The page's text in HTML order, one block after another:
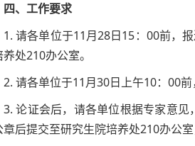
四、工作要求
1. 请各单位于11月28日15：00前，
处210办公室。
2. 请各单位于11月30日上午10：00
3. 论证会后，请各单位根据专家意
章后提交至研究生院培养处210办公室